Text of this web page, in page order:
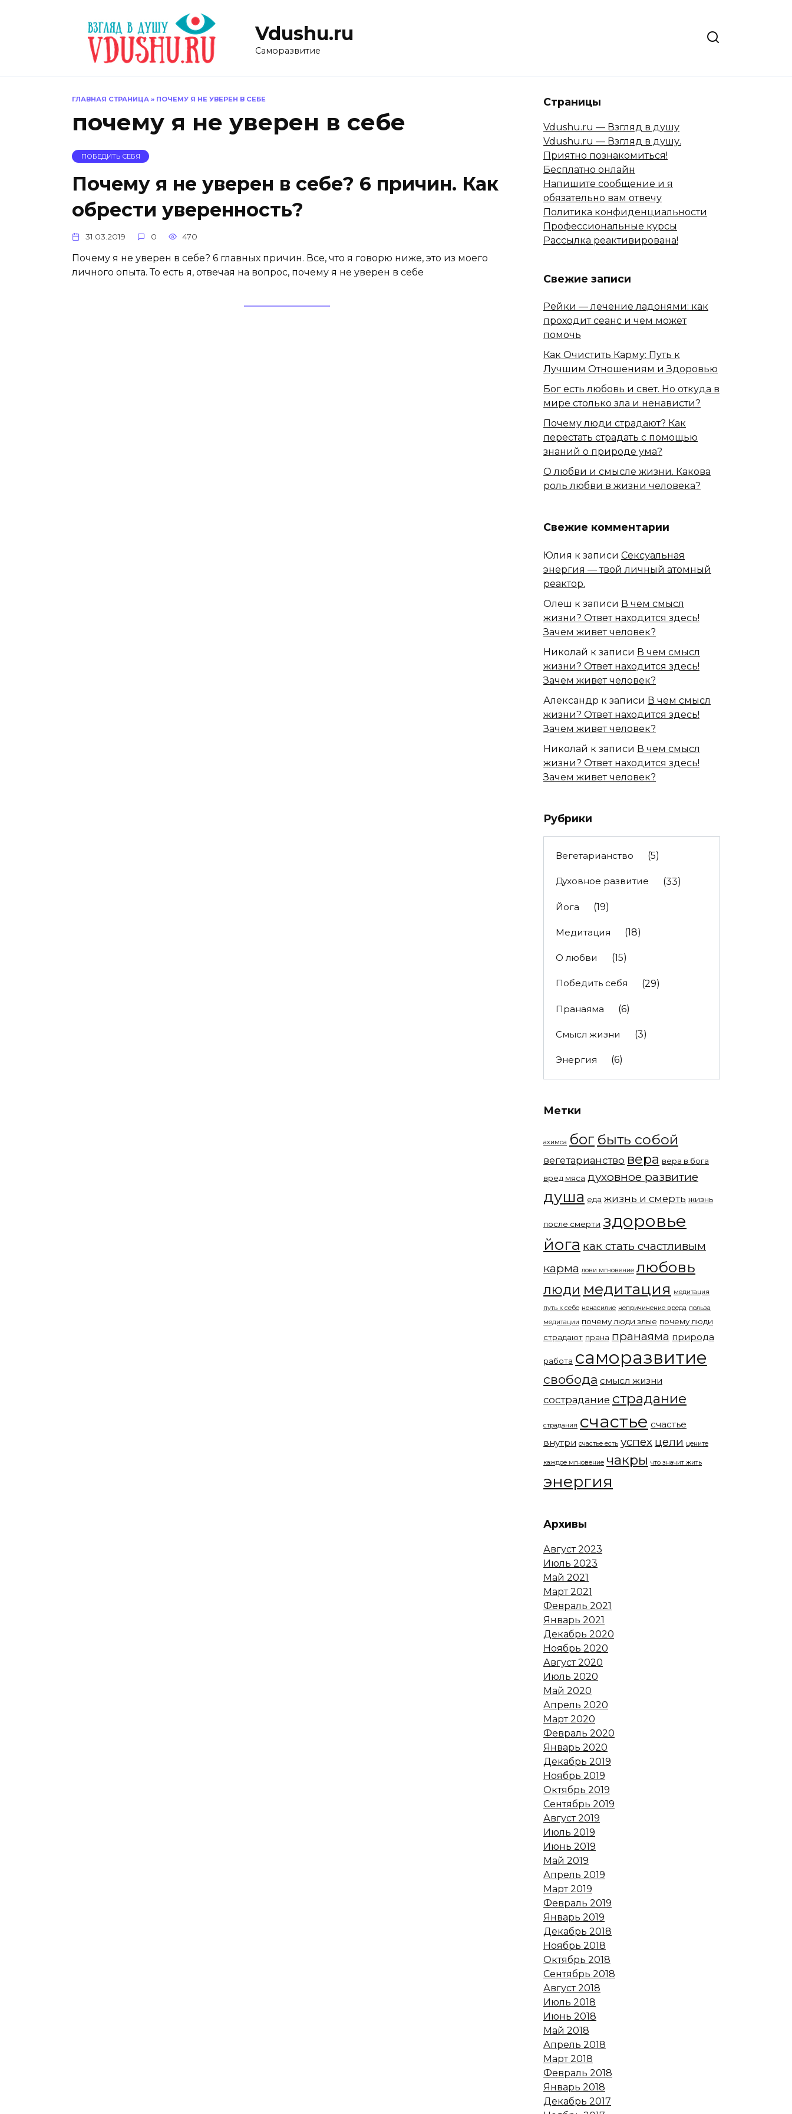
Vdushu.ru
Саморазвитие
ГЛАВНАЯ СТРАНИЦА » ПОЧЕМУ Я НЕ УВЕРЕН В СЕБЕ
почему я не уверен в себе
ПОБЕДИТЬ СЕБЯ
Почему я не уверен в себе? 6 причин. Как
обрести уверенность?
31.03.2019 0 470
Почему я не уверен в себе? 6 главных причин. Все, что я говорю ниже, это из моего
личного опыта. То есть я, отвечая на вопрос, почему я не уверен в себе
Страницы
Vdushu.ru — Взгляд в душу
Vdushu.ru — Взгляд в душу.
Приятно познакомиться!
Бесплатно онлайн
Напишите сообщение и я
обязательно вам отвечу
Политика конфиденциальности
Профессиональные курсы
Рассылка реактивирована!
Свежие записи
Рейки — лечение ладонями: как
проходит сеанс и чем может
помочь
Как Очистить Карму: Путь к
Лучшим Отношениям и Здоровью
Бог есть любовь и свет. Но откуда в
мире столько зла и ненависти?
Почему люди страдают? Как
перестать страдать с помощью
знаний о природе ума?
О любви и смысле жизни. Какова
роль любви в жизни человека?
Свежие комментарии
Юлия к записи Сексуальная
энергия — твой личный атомный
реактор.
Олеш к записи В чем смысл
жизни? Ответ находится здесь!
Зачем живет человек?
Николай к записи В чем смысл
жизни? Ответ находится здесь!
Зачем живет человек?
Александр к записи В чем смысл
жизни? Ответ находится здесь!
Зачем живет человек?
Николай к записи В чем смысл
жизни? Ответ находится здесь!
Зачем живет человек?
Рубрики
Вегетарианство (5)
Духовное развитие (33)
Йога (19)
Медитация (18)
О любви (15)
Победить себя (29)
Пранаяма (6)
Смысл жизни (3)
Энергия (6)
Метки
ахимса бог быть собой
вегетарианство вера вера в бога
вред мяса духовное развитие
душа еда жизнь и смерть жизнь
после смерти здоровье
йога как стать счастливым
карма лови мгновение любовь
люди медитация медитация
путь к себе ненасилие непричинение вреда польза
медитации почему люди злые почему люди
страдают прана пранаяма природа
работа саморазвитие
свобода смысл жизни
сострадание страдание
страдания счастье счастье
внутри счастье есть успех цели цените
каждое мгновение чакры что значит жить
энергия
Архивы
Август 2023
Июль 2023
Май 2021
Март 2021
Февраль 2021
Январь 2021
Декабрь 2020
Ноябрь 2020
Август 2020
Июль 2020
Май 2020
Апрель 2020
Март 2020
Февраль 2020
Январь 2020
Декабрь 2019
Ноябрь 2019
Октябрь 2019
Сентябрь 2019
Август 2019
Июль 2019
Июнь 2019
Май 2019
Апрель 2019
Март 2019
Февраль 2019
Январь 2019
Декабрь 2018
Ноябрь 2018
Октябрь 2018
Сентябрь 2018
Август 2018
Июль 2018
Июнь 2018
Май 2018
Апрель 2018
Март 2018
Февраль 2018
Январь 2018
Декабрь 2017